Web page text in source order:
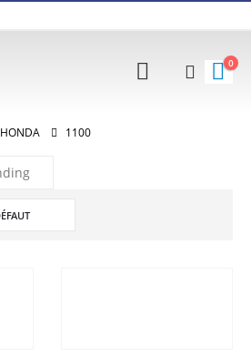
0
HONDA 1100